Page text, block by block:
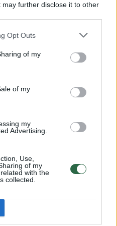
may further disclose it to other
Opt Outs
of my
of my
my
Advertising.
Use,
of my
with the
collected.
00:00:57
Vakarinis aplinkkelis:
Prunskienę